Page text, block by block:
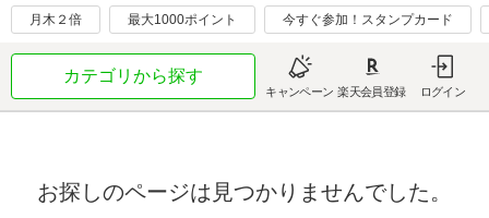
月木２倍 最大1000ポイント 今すぐ参加！スタンプカード
カテゴリから探す
キャンペーン 楽天会員登録 ログイン
お探しのページは見つかりませんでした。